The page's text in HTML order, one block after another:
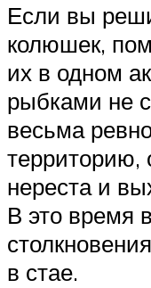
Если вы
колюшек,
их в одном
рыбками не
весьма
территорию,
нереста и
В это время
в стае.